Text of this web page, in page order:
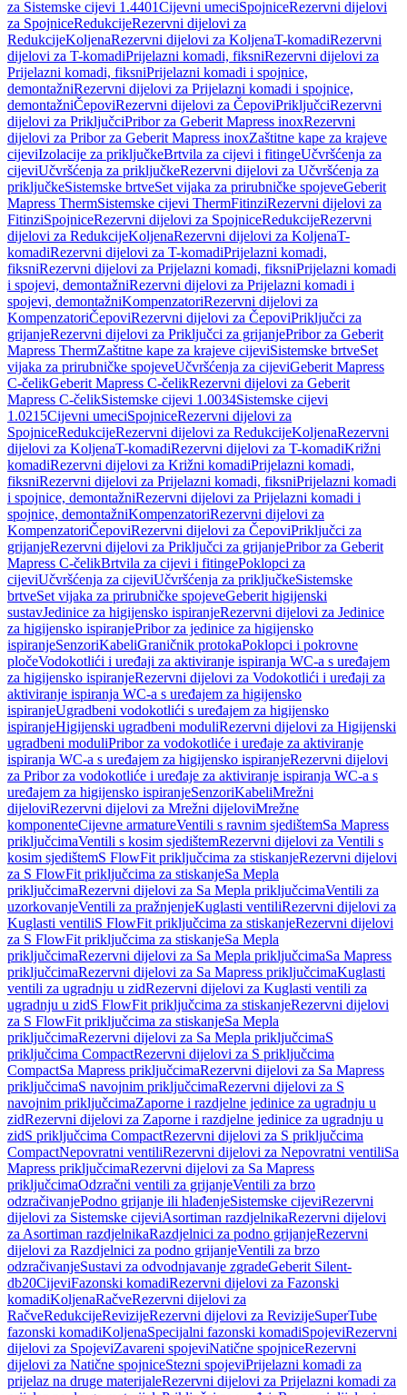
za Sistemske cijevi 1.4401Cijevni umeciSpojniceRezervni dijelovi
za SpojniceRedukcijeRezervni dijelovi za
RedukcijeKoljenaRezervni dijelovi za KoljenaT-komadiRezervni
dijelovi za T-komadiPrijelazni komadi, fiksniRezervni dijelovi za
Prijelazni komadi, fiksniPrijelazni komadi i spojnice,
demontažniRezervni dijelovi za Prijelazni komadi i spojnice,
demontažniČepoviRezervni dijelovi za ČepoviPriključciRezervni
dijelovi za PriključciPribor za Geberit Mapress inoxRezervni
dijelovi za Pribor za Geberit Mapress inoxZaštitne kape za krajeve
cijeviIzolacije za priključkeBrtvila za cijevi i fitingeUčvršćenja za
cijeviUčvršćenja za priključkeRezervni dijelovi za Učvršćenja za
priključkeSistemske brtveSet vijaka za prirubničke spojeveGeberit
Mapress ThermSistemske cijevi ThermFitinziRezervni dijelovi za
FitinziSpojniceRezervni dijelovi za SpojniceRedukcijeRezervni
dijelovi za RedukcijeKoljenaRezervni dijelovi za KoljenaT-
komadiRezervni dijelovi za T-komadiPrijelazni komadi,
fiksniRezervni dijelovi za Prijelazni komadi, fiksniPrijelazni komadi
i spojevi, demontažniRezervni dijelovi za Prijelazni komadi i
spojevi, demontažniKompenzatoriRezervni dijelovi za
KompenzatoriČepoviRezervni dijelovi za ČepoviPriključci za
grijanjeRezervni dijelovi za Priključci za grijanjePribor za Geberit
Mapress ThermZaštitne kape za krajeve cijeviSistemske brtveSet
vijaka za prirubničke spojeveUčvršćenja za cijeviGeberit Mapress
C-čelikGeberit Mapress C-čelikRezervni dijelovi za Geberit
Mapress C-čelikSistemske cijevi 1.0034Sistemske cijevi
1.0215Cijevni umeciSpojniceRezervni dijelovi za
SpojniceRedukcijeRezervni dijelovi za RedukcijeKoljenaRezervni
dijelovi za KoljenaT-komadiRezervni dijelovi za T-komadiKrižni
komadiRezervni dijelovi za Križni komadiPrijelazni komadi,
fiksniRezervni dijelovi za Prijelazni komadi, fiksniPrijelazni komadi
i spojnice, demontažniRezervni dijelovi za Prijelazni komadi i
spojnice, demontažniKompenzatoriRezervni dijelovi za
KompenzatoriČepoviRezervni dijelovi za ČepoviPriključci za
grijanjeRezervni dijelovi za Priključci za grijanjePribor za Geberit
Mapress C-čelikBrtvila za cijevi i fitingePoklopci za
cijeviUčvršćenja za cijeviUčvršćenja za priključkeSistemske
brtveSet vijaka za prirubničke spojeveGeberit higijenski
sustavJedinice za higijensko ispiranjeRezervni dijelovi za Jedinice
za higijensko ispiranjePribor za jedinice za higijensko
ispiranjeSenzoriKabeliGraničnik protokaPoklopci i pokrovne
pločeVodokotlići i uređaji za aktiviranje ispiranja WC-a s uređajem
za higijensko ispiranjeRezervni dijelovi za Vodokotlići i uređaji za
aktiviranje ispiranja WC-a s uređajem za higijensko
ispiranjeUgradbeni vodokotlići s uređajem za higijensko
ispiranjeHigijenski ugradbeni moduliRezervni dijelovi za Higijenski
ugradbeni moduliPribor za vodokotliće i uređaje za aktiviranje
ispiranja WC-a s uređajem za higijensko ispiranjeRezervni dijelovi
za Pribor za vodokotliće i uređaje za aktiviranje ispiranja WC-a s
uređajem za higijensko ispiranjeSenzoriKabeliMrežni
dijeloviRezervni dijelovi za Mrežni dijeloviMrežne
komponenteCijevne armatureVentili s ravnim sjedištemSa Mapress
priključcimaVentili s kosim sjedištemRezervni dijelovi za Ventili s
kosim sjedištemS FlowFit priključcima za stiskanjeRezervni dijelovi
za S FlowFit priključcima za stiskanjeSa Mepla
priključcimaRezervni dijelovi za Sa Mepla priključcimaVentili za
uzorkovanjeVentili za pražnjenjeKuglasti ventiliRezervni dijelovi za
Kuglasti ventiliS FlowFit priključcima za stiskanjeRezervni dijelovi
za S FlowFit priključcima za stiskanjeSa Mepla
priključcimaRezervni dijelovi za Sa Mepla priključcimaSa Mapress
priključcimaRezervni dijelovi za Sa Mapress priključcimaKuglasti
ventili za ugradnju u zidRezervni dijelovi za Kuglasti ventili za
ugradnju u zidS FlowFit priključcima za stiskanjeRezervni dijelovi
za S FlowFit priključcima za stiskanjeSa Mepla
priključcimaRezervni dijelovi za Sa Mepla priključcimaS
priključcima CompactRezervni dijelovi za S priključcima
CompactSa Mapress priključcimaRezervni dijelovi za Sa Mapress
priključcimaS navojnim priključcimaRezervni dijelovi za S
navojnim priključcimaZaporne i razdjelne jedinice za ugradnju u
zidRezervni dijelovi za Zaporne i razdjelne jedinice za ugradnju u
zidS priključcima CompactRezervni dijelovi za S priključcima
CompactNepovratni ventiliRezervni dijelovi za Nepovratni ventiliSa
Mapress priključcimaRezervni dijelovi za Sa Mapress
priključcimaOdzračni ventili za grijanjeVentili za brzo
odzračivanjePodno grijanje ili hlađenjeSistemske cijeviRezervni
dijelovi za Sistemske cijeviAsortiman razdjelnikaRezervni dijelovi
za Asortiman razdjelnikaRazdjelnici za podno grijanjeRezervni
dijelovi za Razdjelnici za podno grijanjeVentili za brzo
odzračivanjeSustavi za odvodnjavanje zgradeGeberit Silent-
db20CijeviFazonski komadiRezervni dijelovi za Fazonski
komadiKoljenaRačveRezervni dijelovi za
RačveRedukcijeRevizijeRezervni dijelovi za RevizijeSuperTube
fazonski komadiKoljenaSpecijalni fazonski komadiSpojeviRezervni
dijelovi za SpojeviZavareni spojeviNatične spojniceRezervni
dijelovi za Natične spojniceStezni spojeviPrijelazni komadi za
prijelaz na druge materijaleRezervni dijelovi za Prijelazni komadi za